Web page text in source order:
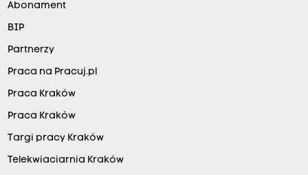
Abonament
BIP
Partnerzy
Praca na Pracuj.pl
Praca Kraków
Praca Kraków
Targi pracy Kraków
Telekwiaciarnia Kraków